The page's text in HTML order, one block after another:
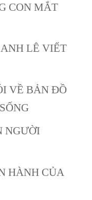
CON MẮT
LÊ VIẾT
VỀ BẢN ĐỒ
NGƯỜI
HÀNH CỦA